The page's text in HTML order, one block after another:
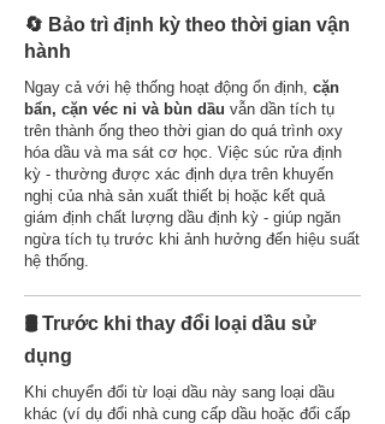
🔄 Bảo trì định kỳ theo thời gian vận
hành
Ngay cả với hệ thống hoạt động ổn định, cặn
bẩn, cặn véc ni và bùn dầu vẫn dần tích tụ
trên thành ống theo thời gian do quá trình oxy
hóa dầu và ma sát cơ học. Việc súc rửa định
kỳ - thường được xác định dựa trên khuyến
nghị của nhà sản xuất thiết bị hoặc kết quả
giám định chất lượng dầu định kỳ - giúp ngăn
ngừa tích tụ trước khi ảnh hưởng đến hiệu suất
hệ thống.
🛢️ Trước khi thay đổi loại dầu sử
dụng
Khi chuyển đổi từ loại dầu này sang loại dầu
khác (ví dụ đổi nhà cung cấp dầu hoặc đổi cấp